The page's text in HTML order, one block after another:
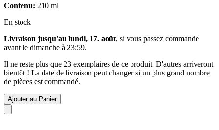
Contenu: 210 ml
En stock
Livraison jusqu'au lundi, 17. août, si vous passez commande
avant le dimanche à 23:59.
Il ne reste plus que 23 exemplaires de ce produit. D'autres arriveront
bientôt ! La date de livraison peut changer si un plus grand nombre
de pièces est commandé.
Ajouter au Panier